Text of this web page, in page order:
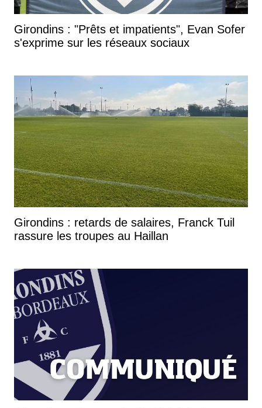
Girondins : "Prêts et impatients", Evan Sofer
s'exprime sur les réseaux sociaux
Girondins : retards de salaires, Franck Tuil
rassure les troupes au Haillan